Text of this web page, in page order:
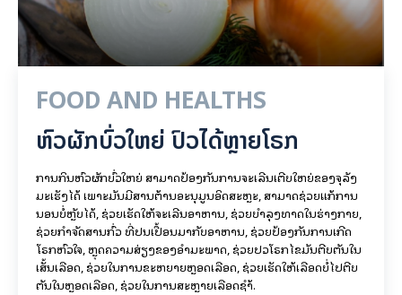
FOOD AND HEALTHS
ຫົວຜັກບົ່ວໃຫຍ່ ປົວໄດ້ຫຼາຍໂຣກ
ການກິນຫົວຜັກບົ່ວໃຫຍ່ ສາມາດປ້ອງກັນການຈະເລີນເຕີບໃຫຍ່ຂອງຈຸລັງ
ມະເຮັງໄດ້ ເພາະມັນມີສານຕ້ານອະນຸມູນອິດສະຫຼະ, ສາມາດຊ່ວຍແກ້ການ
ນອນບໍ່ຫຼັບໄດ້, ຊ່ວຍເຮັດໃຫ້ຈະເລີນອາຫານ, ຊ່ວຍບຳລຸງທາດໃນຮ່າງກາຍ,​
ຊ່ວຍກຳຈັດສານກົ່ວ ທີ່ປົນເປື້ອນມາກັບອາຫານ, ຊ່ວຍປ້ອງກັນການເກີດ
ໂຣກຫົວໃຈ,​ ຫຼຸດຄວາມສ່ຽງຂອງອຳມະພາດ, ຊ່ວຍປົວໂຣກໄຂມັນຕີບຕັນໃນ
ເສັ້ນເລືອດ, ຊ່ວຍໃນການຂະຫຍາຍຫຼອດເລືອດ, ຊ່ວຍເຮັດໃຫ້ເລືອດບໍ່ໄປຕີບ
ຕັນໃນຫຼອດເລືອດ, ຊ່ວຍໃນການສະຫຼາຍເລືອດຊຳ້.